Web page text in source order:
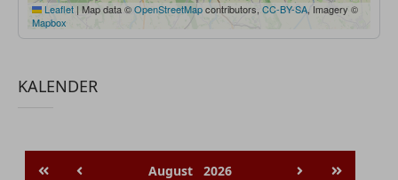
Leaflet | Map data ©OpenStreetMapcontributors, CC-BY-SA, Imagery ©
Mapbox
KALENDER
August 2026